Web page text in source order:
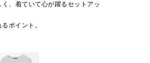
、着ていて心が躍るセットアッ
ポイント。